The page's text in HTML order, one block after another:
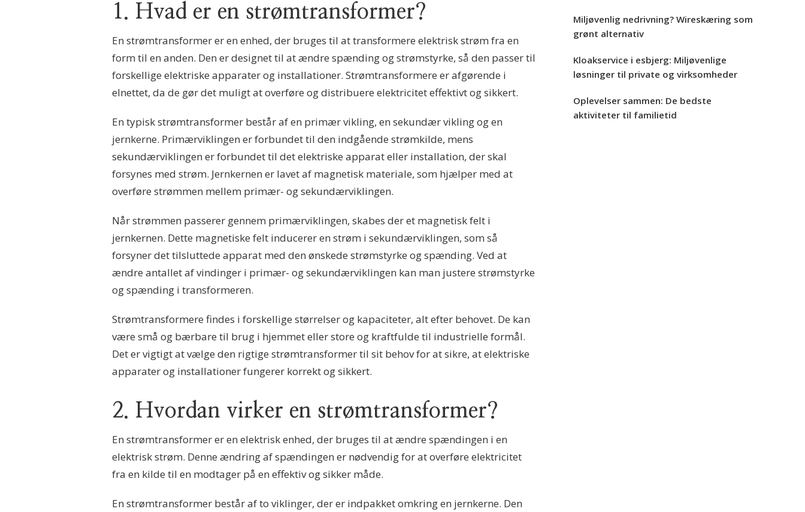
1. Hvad er en strømtransformer?
En strømtransformer er en enhed, der bruges til at transformere elektrisk strøm fra en
form til en anden. Den er designet til at ændre spænding og strømstyrke, så den passer til
forskellige elektriske apparater og installationer. Strømtransformere er afgørende i
elnettet, da de gør det muligt at overføre og distribuere elektricitet effektivt og sikkert.
En typisk strømtransformer består af en primær vikling, en sekundær vikling og en
jernkerne. Primærviklingen er forbundet til den indgående strømkilde, mens
sekundærviklingen er forbundet til det elektriske apparat eller installation, der skal
forsynes med strøm. Jernkernen er lavet af magnetisk materiale, som hjælper med at
overføre strømmen mellem primær- og sekundærviklingen.
Når strømmen passerer gennem primærviklingen, skabes der et magnetisk felt i
jernkernen. Dette magnetiske felt inducerer en strøm i sekundærviklingen, som så
forsyner det tilsluttede apparat med den ønskede strømstyrke og spænding. Ved at
ændre antallet af vindinger i primær- og sekundærviklingen kan man justere strømstyrke
og spænding i transformeren.
Strømtransformere findes i forskellige størrelser og kapaciteter, alt efter behovet. De kan
være små og bærbare til brug i hjemmet eller store og kraftfulde til industrielle formål.
Det er vigtigt at vælge den rigtige strømtransformer til sit behov for at sikre, at elektriske
apparater og installationer fungerer korrekt og sikkert.
2. Hvordan virker en strømtransformer?
En strømtransformer er en elektrisk enhed, der bruges til at ændre spændingen i en
elektrisk strøm. Denne ændring af spændingen er nødvendig for at overføre elektricitet
fra en kilde til en modtager på en effektiv og sikker måde.
En strømtransformer består af to viklinger, der er indpakket omkring en jernkerne. Den
Miljøvenlig nedrivning? Wireskæring som
grønt alternativ
Kloakservice i esbjerg: Miljøvenlige
løsninger til private og virksomheder
Oplevelser sammen: De bedste
aktiviteter til familietid